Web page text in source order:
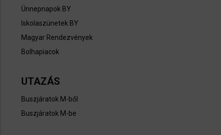
Ünnepnapok BY​
Iskolaszünetek BY​
Magyar Rendezvények
Bolhapiacok
UTAZÁS
Buszjáratok M-ből
Buszjáratok M-be